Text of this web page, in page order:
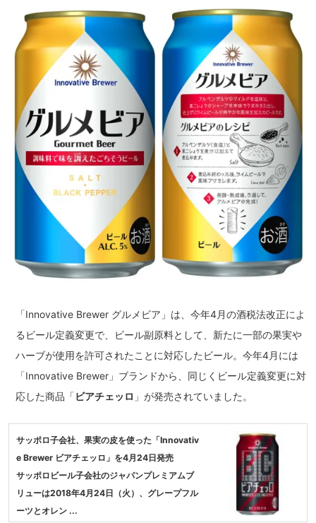
「Innovative Brewer グルメビア」は、今年4月の酒税法改正によ
るビール定義変更で、ビール副原料として、新たに一部の果実や
ハーブが使用を許可されたことに対応したビール。今年4月には
「Innovative Brewer」ブランドから、同じくビール定義変更に対
応した商品「 ビアチェッロ 」が発売されていました。
サッポロ子会社、果実の皮を使った「Innovativ
e Brewer ビアチェッロ」を4月24日発売
サッポロビール子会社のジャパンプレミアムブ
リューは2018年4月24日（火）、グレープフル
ーツとオレン ...